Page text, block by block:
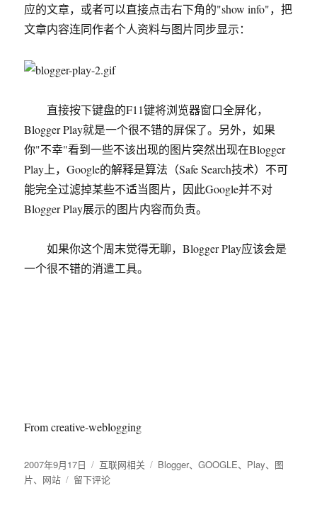
应的文章，或者可以直接点击右下角的"show info"，把
文章内容连同作者个人资料与图片同步显示：
直接按下键盘的F11键将浏览器窗口全屏化，
Blogger Play就是一个很不错的屏保了。另外，如果
你"不幸"看到一些不该出现的图片突然出现在Blogger
Play上，Google的解释是算法（Safe Search技术）不可
能完全过滤掉某些不适当图片，因此Google并不对
Blogger Play展示的图片内容而负责。
如果你这个周末觉得无聊，Blogger Play应该会是
一个很不错的消遣工具。
From creative-weblogging
发
布
2007年9月17日
分
类
互联网相关
标
Blogger、GOOGLE、 Play、 图
片、 网站
于
留下评论